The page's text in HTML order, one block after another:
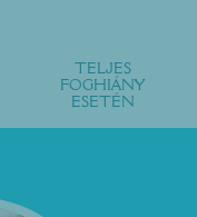
TELJES
FOGHIÁNY
ESETÉN